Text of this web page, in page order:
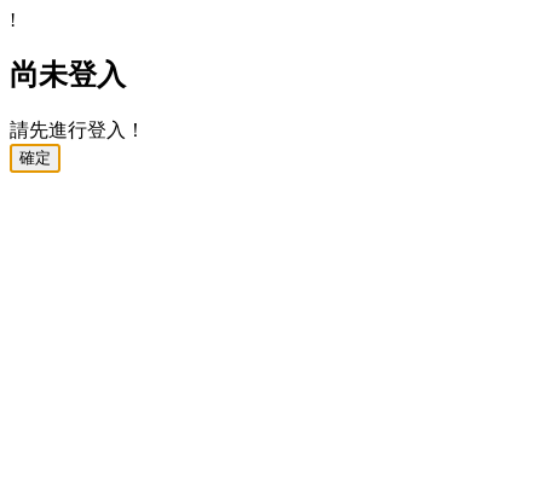
!
尚未登入
請先進行登入！
確定